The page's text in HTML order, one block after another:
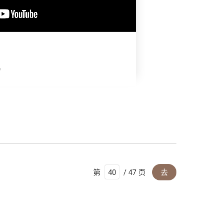
第 / 47 页 去